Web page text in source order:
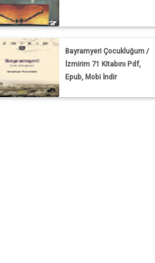
Bayramyeri Çocukluğum /
İzmirim 71 Kitabını Pdf,
Epub, Mobi İndir